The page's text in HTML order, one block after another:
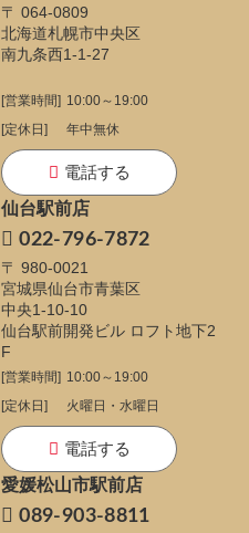
〒 064-0809
北海道札幌市中央区
南九条西1-1-27
[営業時間] 10:00～19:00
[定休日]
年中無休
電話する
仙台駅前店
022-796-7872
〒 980-0021
宮城県仙台市青葉区
中央1-10-10
仙台駅前開発ビル ロフト地下2
F
[営業時間] 10:00～19:00
[定休日]
火曜日・水曜日
電話する
愛媛松山市駅前店
089-903-8811